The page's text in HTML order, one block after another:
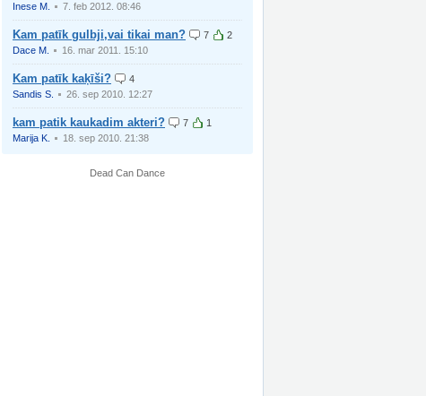
Inese M.
7. feb 2012. 08:46
Kam patīk gulbji,vai tikai man? 7
2
Dace M.
16. mar 2011. 15:10
Kam patīk kaķīši?
4
Sandis S.
26. sep 2010. 12:27
kam patik kaukadim akteri? 7
1
Marija K.
18. sep 2010. 21:38
Dead Can Dance